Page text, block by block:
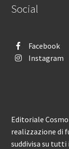
Social
Facebook
Instagram
Editoriale
realizzazione di
suddivisa su tutti